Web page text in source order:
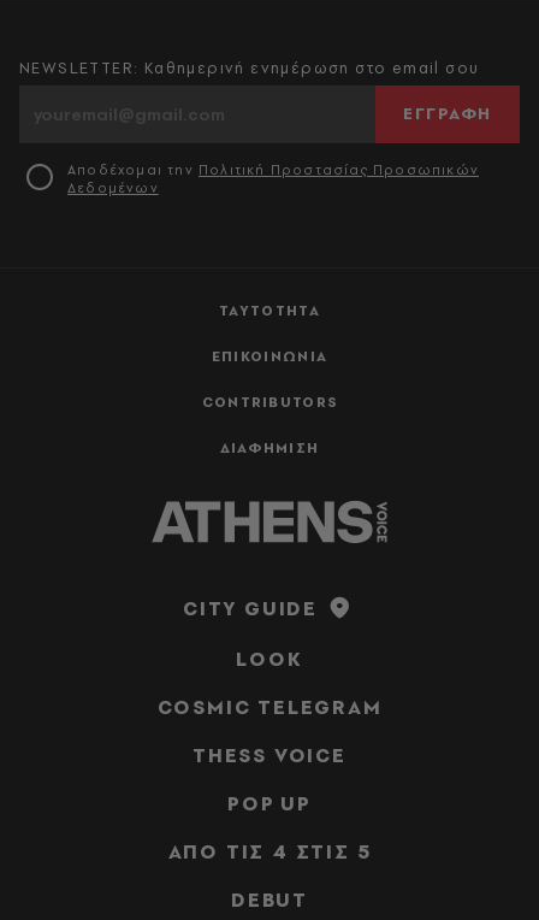
ΤΑΥΤΟΤΗΤΑ
ΕΠΙΚΟΙΝΩΝΙΑ
CONTRIBUTORS
ΔΙΑΦΗΜΙΣΗ
NEWSLETTER: Καθημερινή ενημέρωση στο email σου
ΕΓΓΡΑΦΗ
Αποδέχομαι την Πολιτική Προστασίας Προσωπικών
Δεδομένων
CITY GUIDE
LOOK
COSMIC TELEGRAM
THESS VOICE
POP UP
ΑΠΟ ΤΙΣ 4 ΣΤΙΣ 5
DEBUT